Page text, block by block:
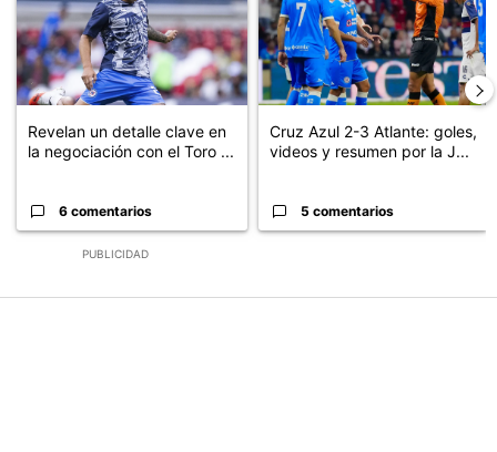
PUBLICIDAD
Revelan un detalle clave en
la negociación con el Toro ...
6 comentarios
Cruz Azul 2-3 Atlante: goles,
videos y resumen por la J...
5 comentarios